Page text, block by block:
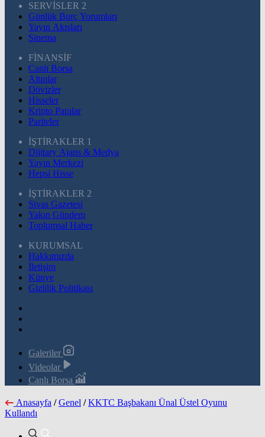
SERVİSLER 2
Günlük Burç Yorumları
Yayın Akışları
Sinema
FİNANSİF
Canlı Borsa
Altınlar
Dövizler
Hisseler
Kripto Paralar
Pariteler
İŞTİRAKLER 1
Dijitary Ajans & Medya
Yayın Merkezi
Hepsi Hisse
İŞTİRAKLER 2
Sivas Gazetesi
Yakın Gündem
Toplumsal Haber
KURUMSAL
Hakkımızda
İletişim
Künye
Gizlilik Politikası
Galeriler
Videolar
Canlı Borsa
Anasayfa / Genel / KKTC Başbakanı Ünal Üstel Oyunu
Kullandı